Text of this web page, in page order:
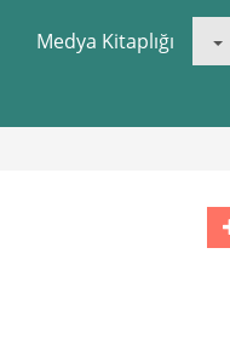
Medya Kitaplığı